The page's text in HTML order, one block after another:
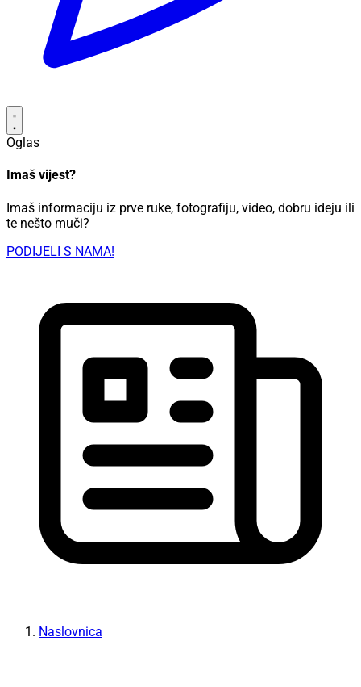
Oglas
Imaš vijest?
Imaš informaciju iz prve ruke, fotografiju, video, dobru ideju ili
te nešto muči?
PODIJELI S NAMA!
Naslovnica